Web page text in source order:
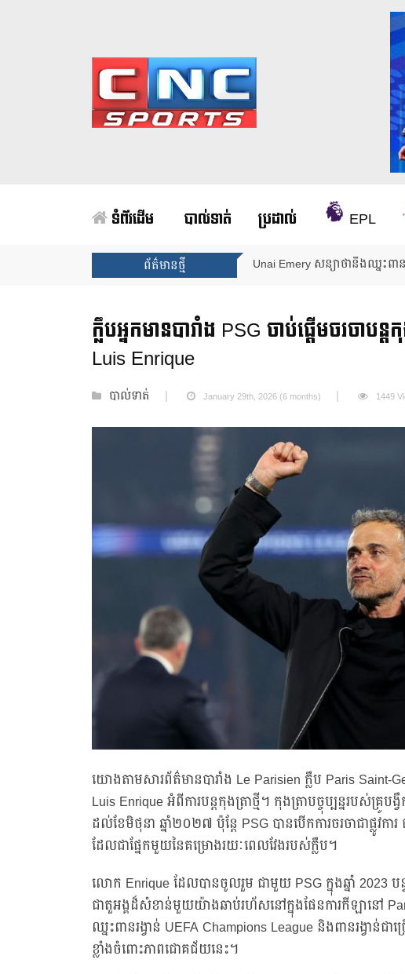
ទំព័រដើម បាល់ទាត់ ប្រដាល់ EPL
ព័ត៌មានថ្មី Unai Emery សន្យាថានឹងឈ្នះពា
ក្លឹបអ្នកមានបារាំង PSG ចាប់ផ្តើមចរចាប
Luis Enrique
បាល់ទាត់ January 29th, 2026 (6 months) 1449
យោងតាមសារព័ត៌មានបារាំង ​​Le Parisien ក្លឹប Paris Saint-
Luis Enrique អំពីការបន្តកុងត្រាថ្មី។ កុងត្រាបច្ចុប្បន្នរបស់គ្
ដល់ខែមិថុនា ឆ្នាំ២០២៧ ប៉ុន្តែ PSG បានបើកការចរចាជាផ្លូវកា
ដែលជាផ្នែកមួយនៃគម្រោងរយៈពេលវែងរបស់ក្លឹប។
លោក Enrique ដែលបានចូលរួម ជាមួយ PSG ក្នុងឆ្នាំ 2023
ជាតួអង្គដ៏សំខាន់មួយយ៉ាងឆាប់រហ័សនៅក្នុងផែនការកីឡានៅ
ឈ្នះពានរង្វាន់ UEFA Champions League និងពានរង្វាន់
ខ្លាំងចំពោះភាពជោគជ័យនេះ។